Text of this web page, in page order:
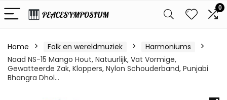
0
Home Folk en wereldmuziek
Harmoniums
Naad NS-15 Mango Hout, Natuurlijk, Vat Vormige,
Gewatteerde Zak, Kloppers, Nylon Schouderband, Punjabi
Bhangra Dhol…